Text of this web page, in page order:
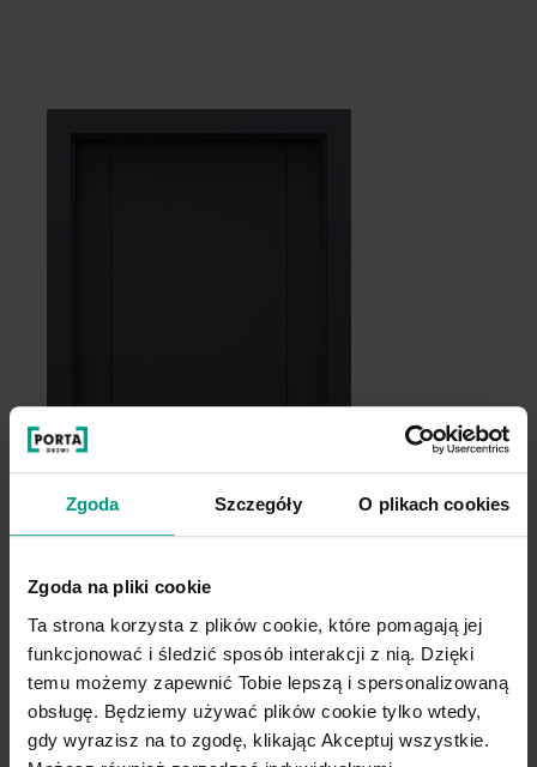
Zgoda Szczegóły O plikach cookies
Zgoda na pliki cookie
Ta strona korzysta z plików cookie, które pomagają jej
funkcjonować i śledzić sposób interakcji z nią. Dzięki
temu możemy zapewnić Tobie lepszą i spersonalizowaną
obsługę. Będziemy używać plików cookie tylko wtedy,
gdy wyrazisz na to zgodę, klikając Akceptuj wszystkie.
Dąb Craft Złoty